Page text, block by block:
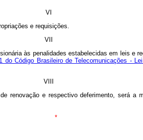
VI
e requisições.
VII
às penalidades estabelecidas em leis e
do Código Brasileiro de Telecomunicações -
VIII
renovação e respectivo deferimento, será a
*